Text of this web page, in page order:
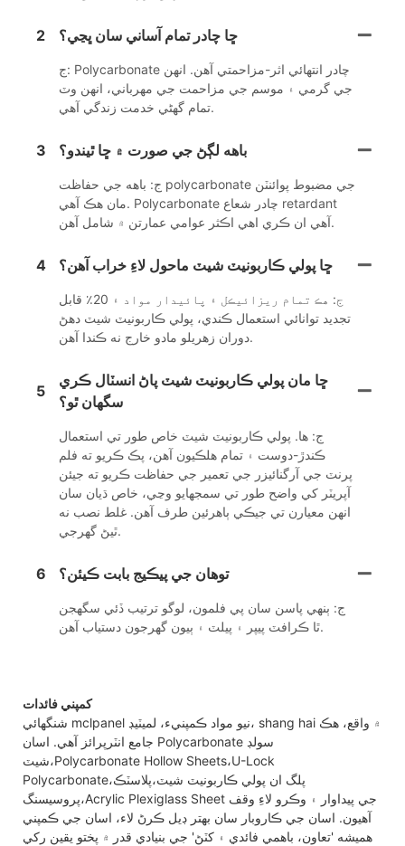
2 ڇا چادر تمام آساني سان ڀڃي؟
ج: Polycarbonate چادر انتهائي اثر-مزاحمتي آهن. انهن
جي گرمي ۽ موسم جي مزاحمت جي مهرباني، انهن وٽ
تمام گهڻي خدمت زندگي آهي.
3 باهه لڳڻ جي صورت ۾ ڇا ٿيندو؟
ج: باهه جي حفاظت polycarbonate جي مضبوط پوائنٽن
مان هڪ آهي. Polycarbonate چادر شعاع retardant
آهي ان ڪري اهي اڪثر عوامي عمارتن ۾ شامل آهن.
4 ڇا پولي ڪاربونيٽ شيٽ ماحول لاءِ خراب آهن؟
ج: هڪ تمام ريزائيڪل ۽ پائيدار مواد ۽ 20٪ قابل
تجديد توانائي استعمال ڪندي، پولي ڪاربونيٽ شيٽ دھڻ
دوران زهريلو مادو خارج نه ڪندا آھن.
5
ڇا مان پولي ڪاربونيٽ شيٽ پاڻ انسٽال ڪري
سگهان ٿو؟
ج: ها. پولي ڪاربونيٽ شيٽ خاص طور تي استعمال
ڪندڙ-دوست ۽ تمام هلڪيون آهن، پڪ ڪريو ته فلم
پرنٽ جي آرگنائيزر جي تعمير جي حفاظت ڪريو ته جيئن
آپريٽر کي واضح طور تي سمجھايو وڃي، خاص ڌيان سان
انهن معيارن تي جيڪي ٻاهرئين طرف آهن. غلط نصب نه
ٿيڻ گهرجي.
6 توهان جي پيڪيج بابت ڪيئن؟
ج: ٻنهي پاسن سان پي فلمون، لوگو ترتيب ڏئي سگھجن
ٿا ڪرافٽ پيپر ۽ پيلٽ ۽ ٻيون گهرجون دستياب آهن.
کمپني فائدات
شنگھائي mclpanel نيو مواد ڪمپنيء، لميٽيڊ، shang hai ۾ واقع، هڪ
جامع انٽرپرائز آهي. اسان Polycarbonate سولڊ
شيٽ،Polycarbonate Hollow Sheets،U-Lock
Polycarbonate،پلگ ان پولي ڪاربونيٽ شيٽ،پلاسٽڪ
پروسيسنگ،Acrylic Plexiglass Sheet جي پيداوار ۽ وڪرو لاءِ وقف
آهيون. اسان جي ڪاروبار سان بهتر ڊيل ڪرڻ لاء، اسان جي ڪمپني
هميشه 'تعاون، باهمي فائدي ۽ کٽڻ' جي بنيادي قدر ۾ پختو يقين رکي